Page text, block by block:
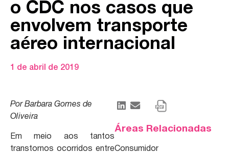
o CDC nos casos que
envolvem transporte
aéreo internacional
1 de abril de 2019
Por Barbara Gomes de
Oliveira
Em meio aos tantos
transtornos ocorridos entre
Áreas Relacionadas
Consumidor